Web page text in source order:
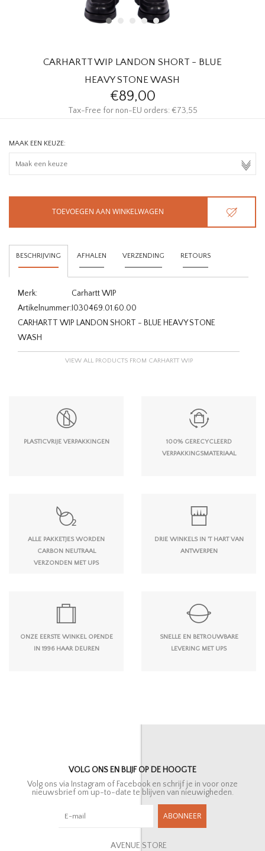
CARHARTT WIP LANDON SHORT - BLUE
HEAVY STONE WASH
€89,00
Tax-Free for non-EU orders: €73,55
MAAK EEN KEUZE:
TOEVOEGEN AAN WINKELWAGEN
BESCHRIJVING AFHALEN VERZENDING RETOURS
Merk:
Carhartt WIP
Artikelnummer:I030469.01.60.00
CARHARTT WIP LANDON SHORT - BLUE HEAVY STONE
WASH
VIEW ALL PRODUCTS FROM CARHARTT WIP
PLASTICVRIJE VERPAKKINGEN
100% GERECYCLEERD
VERPAKKINGSMATERIAAL
ALLE PAKKETJES WORDEN
CARBON NEUTRAAL
VERZONDEN MET UPS
DRIE WINKELS IN 'T HART VAN
ANTWERPEN
ONZE EERSTE WINKEL OPENDE
IN 1996 HAAR DEUREN
SNELLE EN BETROUWBARE
LEVERING MET UPS
VOLG ONS EN BLIJF OP DE HOOGTE
Volg ons via Instagram of Facebook en schrijf je in voor onze
nieuwsbrief om up-to-date te blijven van nieuwigheden.
ABONNEER
AVENUE STORE